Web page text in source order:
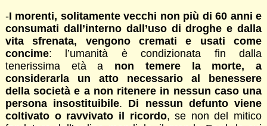
-I morenti, solitamente vecchi non più di 60 anni e
consumati dall’interno dall’uso di droghe e dalla
vita sfrenata, vengono cremati e usati come
concime: l’umanità è condizionata fin dalla
tenerissima età a non temere la morte, a
considerarla un atto necessario al benessere
della società e a non ritenere in nessun caso una
persona insostituibile. Di nessun defunto viene
coltivato o ravvivato il ricordo, se non del mitico